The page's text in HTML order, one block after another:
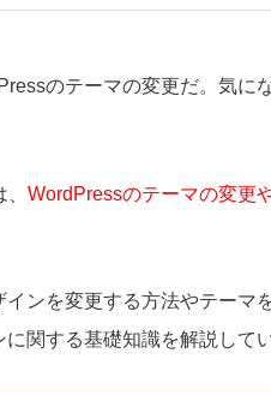
のテーマの変更だ。気に
WordPressのテーマの変更
ンを変更する方法やテーマ
関する基礎知識を解説してい